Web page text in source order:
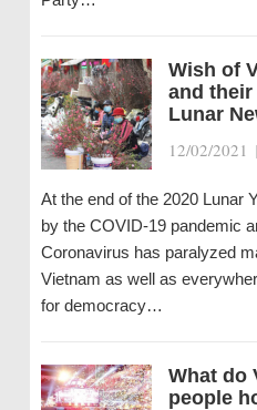
Wish of
and their
Lunar
12/02/2021 |
At the end of the 2020 Lunar
by the COVID-19 pandemic
Coronavirus has paralyzed
Vietnam as well as
for democracy…
What do
people